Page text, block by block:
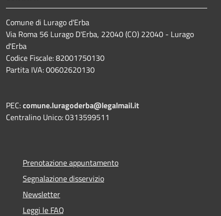
Comune di Lurago d'Erba
Via Roma 56 Lurago D'Erba, 22040 (CO) 22040 - Lurago
d'Erba
Codice Fiscale: 82001750130
Partita IVA: 00602620130
PEC:comune.luragoderba@legalmail.it
Centralino Unico: 0313599511
Prenotazione appuntamento
Segnalazione disservizio
Newsletter
Leggi le FAQ